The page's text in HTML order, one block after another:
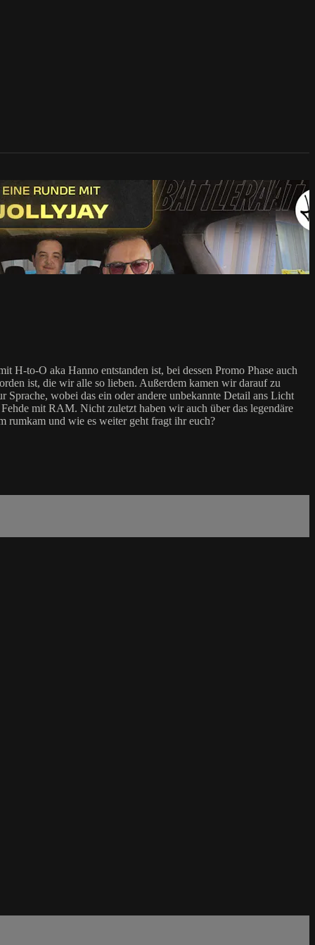
to-O aka Hanno entstanden ist, bei dessen Promo Phase auch
ist, die wir alle so lieben. Außerdem kamen wir darauf zu
wobei das ein oder andere unbekannte Detail ans Licht
mit RAM. Nicht zuletzt haben wir auch über das legendäre
rumkam und wie es weiter geht fragt ihr euch?